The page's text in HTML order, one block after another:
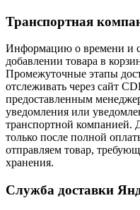
Транспортная
Информацию о времени и
добавлении товара в
Промежуточные этапы
отслеживать через сайт
предоставленным
уведомления или
транспортной компанией.
только после полной
отправляем товар,
хранения.
Служба доставки